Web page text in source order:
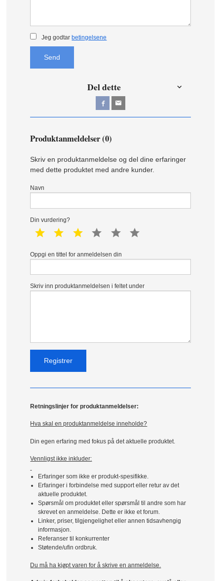
Jeg godtar betingelsene
Send
Del dette
Produktanmeldelser (0)
Skriv en produktanmeldelse og del dine erfaringer
med dette produktet med andre kunder.
Navn
Din vurdering?
1 star 2 star 3 star 4 star 5 star
Oppgi en tittel for anmeldelsen din
Skriv inn produktanmeldelsen i feltet under
Retningslinjer for produktanmeldelser:
Hva skal en produktanmeldelse inneholde?
Din egen erfaring med fokus på det aktuelle produktet.
Vennligst ikke inkluder:
Erfaringer som ikke er produkt-spesifikke.
Erfaringer i forbindelse med support eller retur av det
aktuelle produktet.
Spørsmål om produktet eller spørsmål til andre som har
skrevet en anmeldelse. Dette er ikke et forum.
Linker, priser, tilgjengelighet eller annen tidsavhengig
informasjon.
Referanser til konkurrenter
Støtende/ufin ordbruk.
Du må ha kjøpt varen for å skrive en anmeldelse.